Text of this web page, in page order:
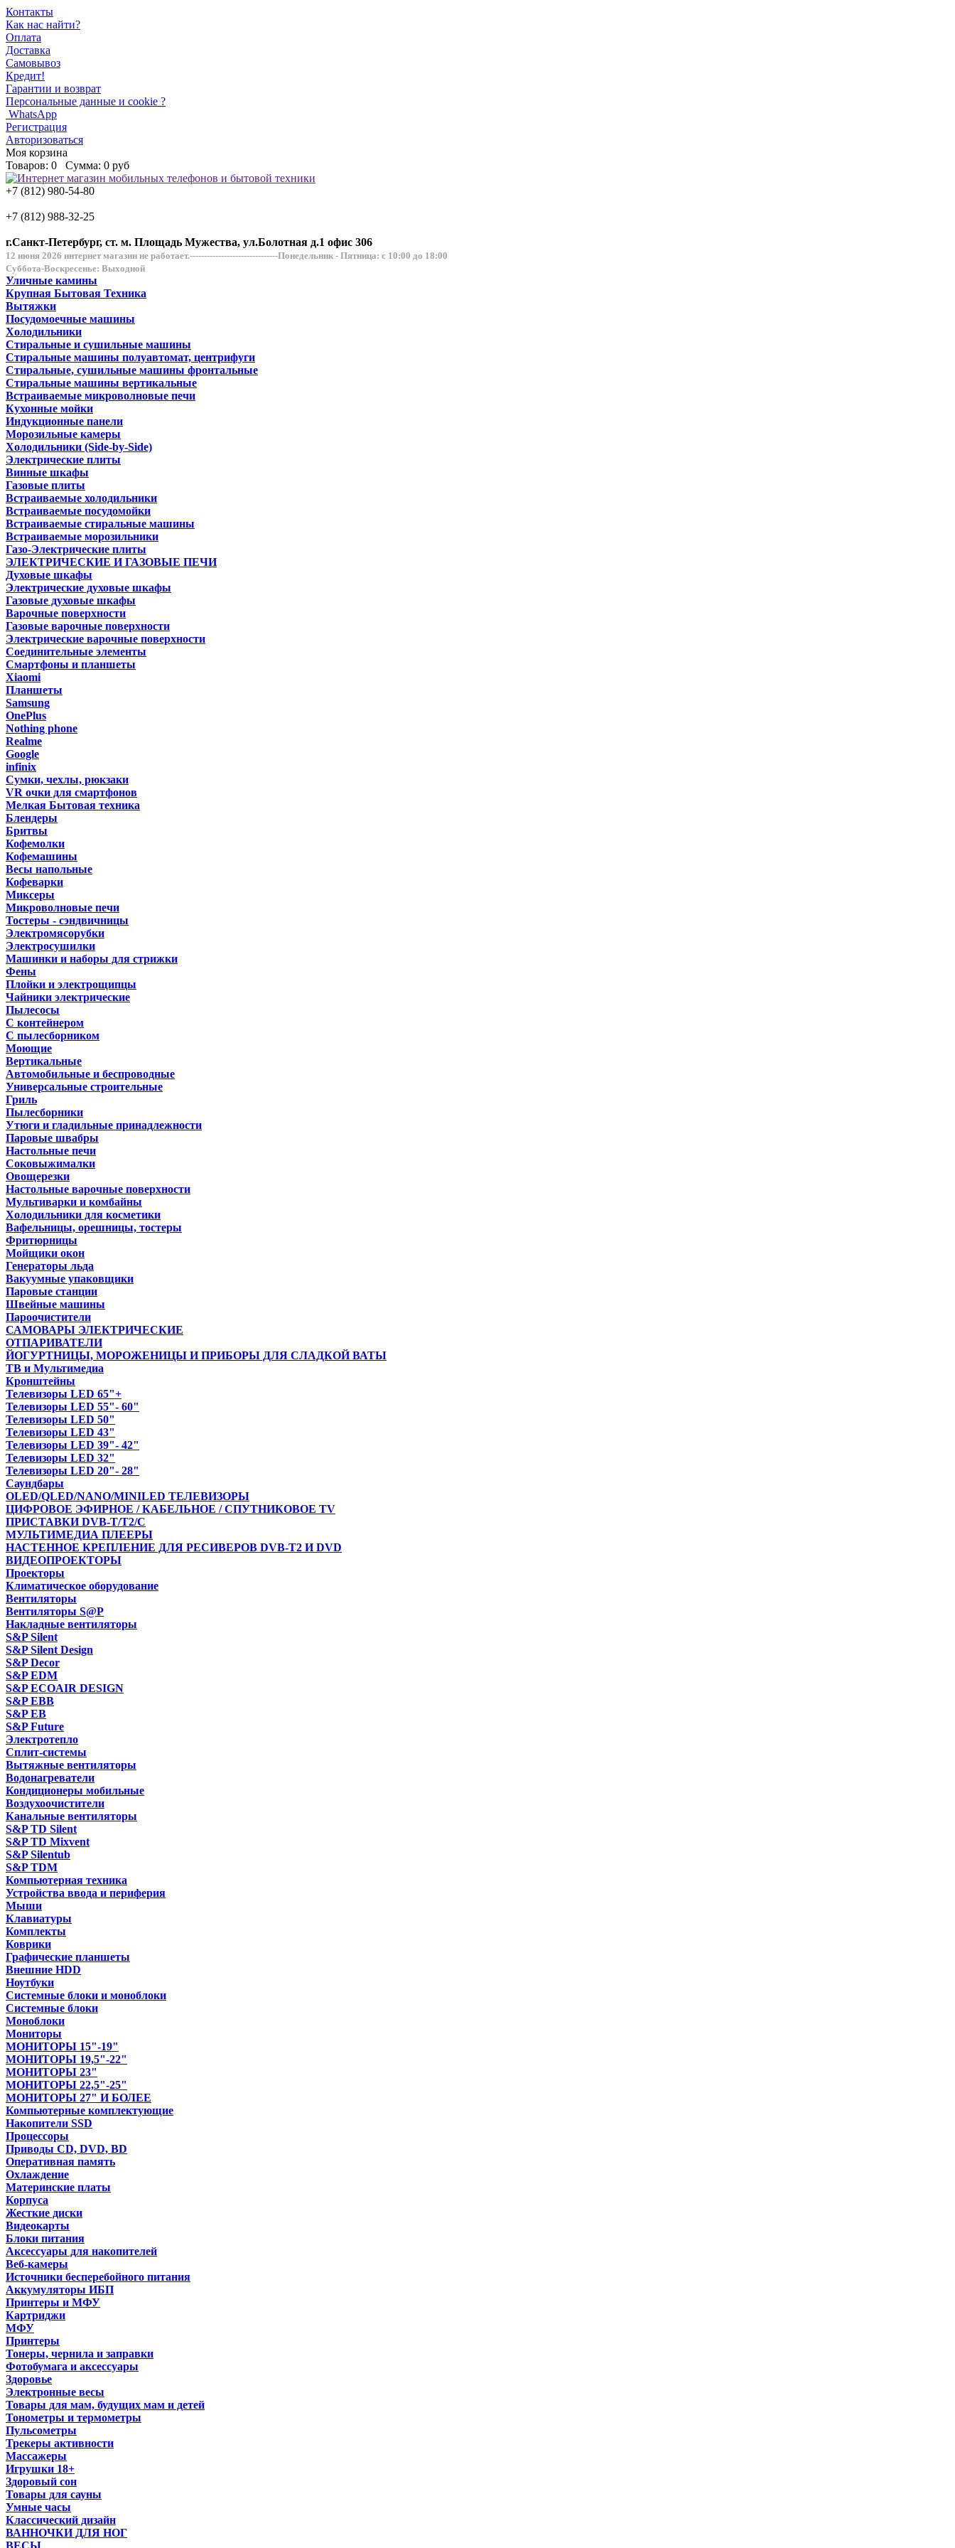
Контакты
Как нас найти?
Оплата
Доставка
Самовывоз
Кредит!
Гарантии и возврат
Персональные данные и cookie ?
WhatsApp
Регистрация
Авторизоваться
Моя корзина
Товаров: 0 Сумма: 0 руб
+7 (812) 980-54-80
+7 (812) 988-32-25
г.Санкт-Петербург, ст. м. Площадь Мужества, ул.Болотная д.1 офис 306
12 июня 2026 интернет магазин не работает.-------------------------------Понедельник - Пятница: с 10:00 до 18:00
Суббота-Воскресенье: Выходной
Уличные камины
Крупная Бытовая Техника
Вытяжки
Посудомоечные машины
Холодильники
Стиральные и сушильные машины
Стиральные машины полуавтомат, центрифуги
Стиральные, сушильные машины фронтальные
Стиральные машины вертикальные
Встраиваемые микроволновые печи
Кухонные мойки
Индукционные панели
Морозильные камеры
Холодильники (Side-by-Side)
Электрические плиты
Винные шкафы
Газовые плиты
Встраиваемые холодильники
Встраиваемые посудомойки
Встраиваемые стиральные машины
Встраиваемые морозильники
Газо-Электрические плиты
ЭЛЕКТРИЧЕСКИЕ И ГАЗОВЫЕ ПЕЧИ
Духовые шкафы
Электрические духовые шкафы
Газовые духовые шкафы
Варочные поверхности
Газовые варочные поверхности
Электрические варочные поверхности
Соединительные элементы
Смартфоны и планшеты
Xiaomi
Планшеты
Samsung
OnePlus
Nothing phone
Realme
Google
infinix
Сумки, чехлы, рюкзаки
VR очки для смартфонов
Мелкая Бытовая техника
Блендеры
Бритвы
Кофемолки
Кофемашины
Весы напольные
Кофеварки
Миксеры
Микроволновые печи
Тостеры - сэндвичницы
Электромясорубки
Электросушилки
Машинки и наборы для стрижки
Фены
Плойки и электрощипцы
Чайники электрические
Пылесосы
С контейнером
С пылесборником
Моющие
Вертикальные
Автомобильные и беспроводные
Универсальные строительные
Гриль
Пылесборники
Утюги и гладильные принадлежности
Паровые швабры
Настольные печи
Соковыжималки
Овощерезки
Настольные варочные поверхности
Мультиварки и комбайны
Холодильники для косметики
Вафельницы, орешницы, тостеры
Фритюрницы
Мойщики окон
Генераторы льда
Вакуумные упаковщики
Паровые станции
Швейные машины
Пароочистители
САМОВАРЫ ЭЛЕКТРИЧЕСКИЕ
ОТПАРИВАТЕЛИ
ЙОГУРТНИЦЫ, МОРОЖЕНИЦЫ И ПРИБОРЫ ДЛЯ СЛАДКОЙ ВАТЫ
ТВ и Мультимедиа
Кронштейны
Телевизоры LED 65"+
Телевизоры LED 55"- 60"
Телевизоры LED 50"
Телевизоры LED 43"
Телевизоры LED 39"- 42"
Телевизоры LED 32"
Телевизоры LED 20"- 28"
Саундбары
OLED/QLED/NANO/MINILED ТЕЛЕВИЗОРЫ
ЦИФРОВОЕ ЭФИРНОЕ / КАБЕЛЬНОЕ / СПУТНИКОВОЕ TV
ПРИСТАВКИ DVB-T/T2/С
МУЛЬТИМЕДИА ПЛЕЕРЫ
НАСТЕННОЕ КРЕПЛЕНИЕ ДЛЯ РЕСИВЕРОВ DVB-T2 И DVD
ВИДЕОПРОЕКТОРЫ
Проекторы
Климатическое оборудование
Вентиляторы
Вентиляторы S@P
Накладные вентиляторы
S&P Silent
S&P Silent Design
S&P Decor
S&P EDM
S&P ECOAIR DESIGN
S&P EBB
S&P EB
S&P Future
Электротепло
Сплит-системы
Вытяжные вентиляторы
Водонагреватели
Кондиционеры мобильные
Воздухоочистители
Канальные вентиляторы
S&P TD Silent
S&P TD Mixvent
S&P Silentub
S&P TDM
Компьютерная техника
Устройства ввода и периферия
Мыши
Клавиатуры
Комплекты
Коврики
Графические планшеты
Внешние HDD
Ноутбуки
Системные блоки и моноблоки
Системные блоки
Моноблоки
Мониторы
МОНИТОРЫ 15"-19"
МОНИТОРЫ 19,5"-22"
МОНИТОРЫ 23"
МОНИТОРЫ 22,5"-25"
МОНИТОРЫ 27" И БОЛЕЕ
Компьютерные комплектующие
Накопители SSD
Процессоры
Приводы CD, DVD, BD
Оперативная память
Охлаждение
Материнские платы
Корпуса
Жесткие диски
Видеокарты
Блоки питания
Аксессуары для накопителей
Веб-камеры
Источники бесперебойного питания
Аккумуляторы ИБП
Принтеры и МФУ
Картриджи
МФУ
Принтеры
Тонеры, чернила и заправки
Фотобумага и аксессуары
Здоровье
Электронные весы
Товары для мам, будущих мам и детей
Тонометры и термометры
Пульсометры
Трекеры активности
Массажеры
Игрушки 18+
Здоровый сон
Товары для сауны
Умные часы
Классический дизайн
ВАННОЧКИ ДЛЯ НОГ
ВЕСЫ